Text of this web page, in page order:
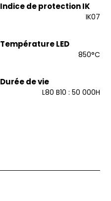
Indice de protection IK
IK07
Température LED
850°C
Durée de vie
L80 B10 : 50 000H